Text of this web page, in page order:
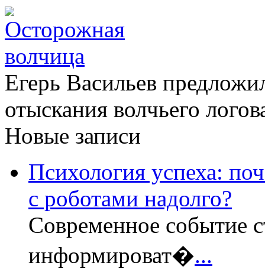
Егерь Васильев
отыскания волчьего
Новые записи
Психология успеха:
с роботами надолго?
Современное событие
информироват�...